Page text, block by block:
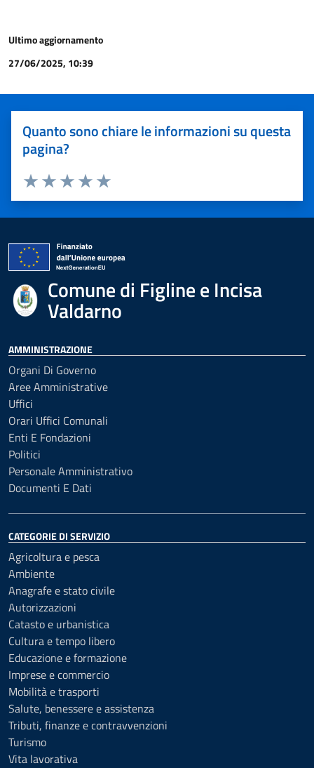
Ultimo aggiornamento
27/06/2025, 10:39
Quanto sono chiare le informazioni su questa
pagina?
Valuta 5 stelle su 5
Valuta 4 stelle su 5
Valuta 3 stelle su 5
Valuta 2 stelle su 5
Valuta 1 stelle su 5
Comune di Figline e Incisa
Valdarno
AMMINISTRAZIONE
Organi Di Governo
Aree Amministrative
Uffici
Orari Uffici Comunali
Enti E Fondazioni
Politici
Personale Amministrativo
Documenti E Dati
CATEGORIE DI SERVIZIO
Agricoltura e pesca
Ambiente
Anagrafe e stato civile
Autorizzazioni
Catasto e urbanistica
Cultura e tempo libero
Educazione e formazione
Imprese e commercio
Mobilità e trasporti
Salute, benessere e assistenza
Tributi, finanze e contravvenzioni
Turismo
Vita lavorativa